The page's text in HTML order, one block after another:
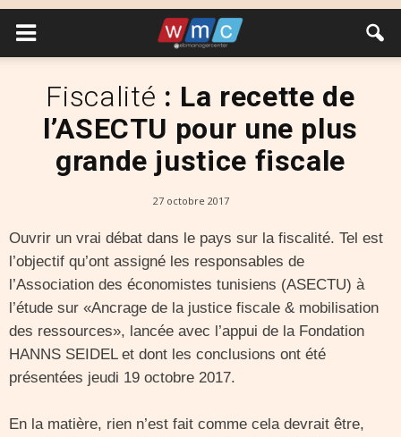
Fiscalité : La recette de
l’ASECTU pour une plus
grande justice fiscale
27 octobre 2017
Ouvrir un vrai débat dans le pays sur la fiscalité. Tel est
l’objectif qu’ont assigné les responsables de
l’Association des économistes tunisiens (ASECTU) à
l’étude sur «Ancrage de la justice fiscale & mobilisation
des ressources», lancée avec l’appui de la Fondation
HANNS SEIDEL et dont les conclusions ont été
présentées jeudi 19 octobre 2017.
En la matière, rien n’est fait comme cela devrait être,